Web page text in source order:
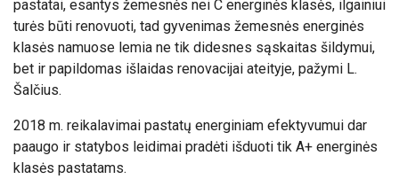
pastatai, esantys žemesnės nei C energinės klasės, ilgainiui
turės būti renovuoti, tad gyvenimas žemesnės energinės
klasės namuose lemia ne tik didesnes sąskaitas šildymui,
bet ir papildomas išlaidas renovacijai ateityje, pažymi L.
Šalčius.
2018 m. reikalavimai pastatų energiniam efektyvumui dar
paaugo ir statybos leidimai pradėti išduoti tik A+ energinės
klasės pastatams.